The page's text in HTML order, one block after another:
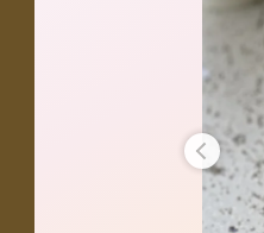
マゴサンド編〉